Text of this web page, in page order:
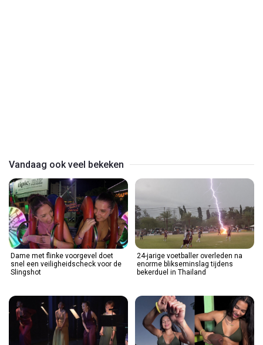
Vandaag ook veel bekeken
Dame met flinke voorgevel doet
snel een veiligheidscheck voor de
Slingshot
24-jarige voetballer overleden na
enorme blikseminslag tijdens
bekerduel in Thailand